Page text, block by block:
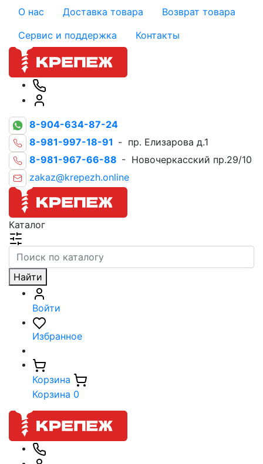
О нас Доставка товара
Возврат товара
Сервис и поддержка
Контакты
8-904-634-87-24
8-981-997-18-91 - пр. Елизарова д.1
8-981-967-66-88 - Новочеркасский пр.29/10
zakaz@krepezh.online
Каталог
Найти
Войти
Избранное
Корзина
Корзина 0